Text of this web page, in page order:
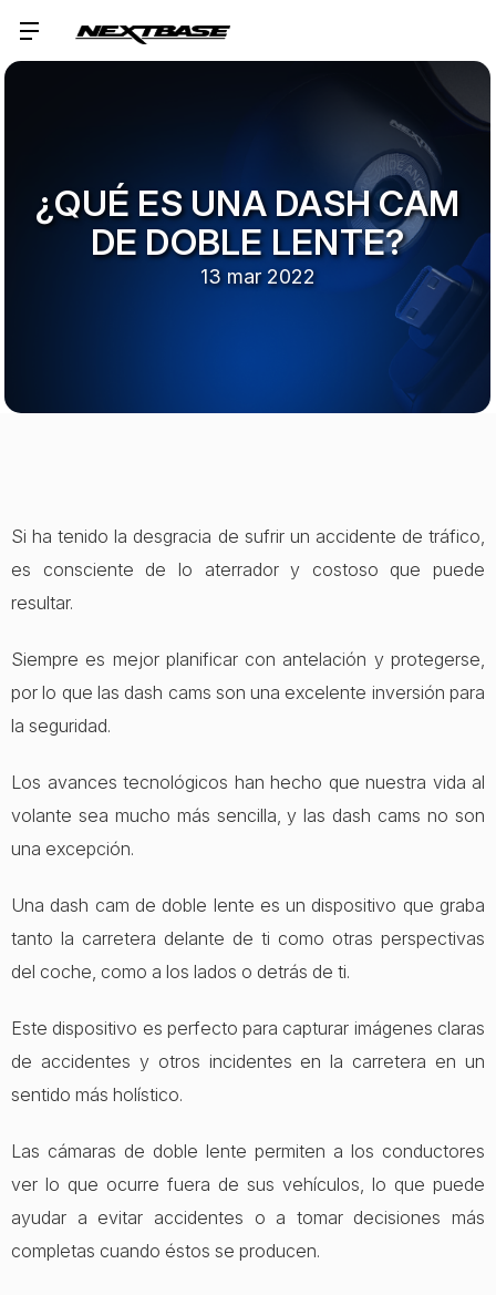
¿QUÉ ES UNA DASH CAM
DE DOBLE LENTE?
13 mar 2022
Si ha tenido la desgracia de sufrir un accidente de tráfico,
es consciente de lo aterrador y costoso que puede
resultar.
Siempre es mejor planificar con antelación y protegerse,
por lo que las dash cams son una excelente inversión para
la seguridad.
Los avances tecnológicos han hecho que nuestra vida al
volante sea mucho más sencilla, y las dash cams no son
una excepción.
Una dash cam de doble lente es un dispositivo que graba
tanto la carretera delante de ti como otras perspectivas
del coche, como a los lados o detrás de ti.
Este dispositivo es perfecto para capturar imágenes claras
de accidentes y otros incidentes en la carretera en un
sentido más holístico.
Las cámaras de doble lente permiten a los conductores
ver lo que ocurre fuera de sus vehículos, lo que puede
ayudar a evitar accidentes o a tomar decisiones más
completas cuando éstos se producen.